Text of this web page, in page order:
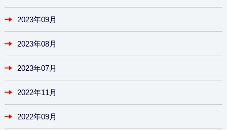
2023年09月
2023年08月
2023年07月
2022年11月
2022年09月